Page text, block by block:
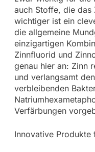
auch Stoffe, die das
wichtiger ist ein
die allgemeine
einzigartigen
Zinnfluorid und
genau hier an: Zinn
und verlangsamt
verbleibenden
Verfärbungen
Innovative